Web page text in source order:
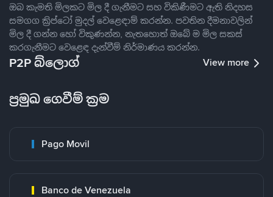
ඔබ කැමති මිලකට මිල දී ගැනීමට සහ විකිණීමට ඇති නිදහස
සමගග ක්‍රිප්ටෝ මුදල් වෙළෙඳාම් කරන්න. පවතින දීමනාවලින්
මිල දී ගන්න හෝ විකුණන්න, නැතහොත් ඔබේ ම මිල සකස්
කරගැනීමට වෙළෙඳ දැන්වීම් නිර්මාණය කරන්න.
P2P බ්ලොග් View more
ප්‍රමුඛ ගෙවීම් ක්‍රම
Pago Movil
Banco de Venezuela